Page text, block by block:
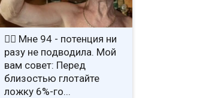
❤️‍🔥 Мне 94 - потенция ни
разу не подводила. Мой
вам совет: Перед
близостью глотайте
ложку 6%-го...